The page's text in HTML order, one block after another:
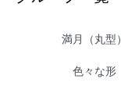
満月（丸型）
色々な形